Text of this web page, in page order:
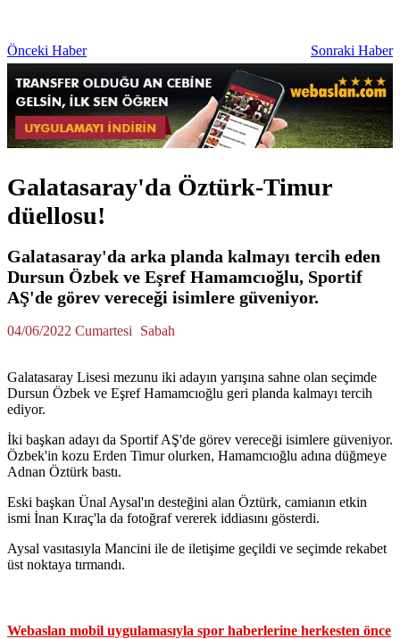
Önceki Haber Sonraki Haber
Galatasaray'da Öztürk-Timur
düellosu!
Galatasaray'da arka planda kalmayı tercih eden
Dursun Özbek ve Eşref Hamamcıoğlu, Sportif
AŞ'de görev vereceği isimlere güveniyor.
04/06/2022 Cumartesi Sabah
Galatasaray Lisesi mezunu iki adayın yarışına sahne olan seçimde
Dursun Özbek ve Eşref Hamamcıoğlu geri planda kalmayı tercih
ediyor.
İki başkan adayı da Sportif AŞ'de görev vereceği isimlere güveniyor.
Özbek'in kozu Erden Timur olurken, Hamamcıoğlu adına düğmeye
Adnan Öztürk bastı.
Eski başkan Ünal Aysal'ın desteğini alan Öztürk, camianın etkin
ismi İnan Kıraç'la da fotoğraf vererek iddiasını gösterdi.
Aysal vasıtasıyla Mancini ile de iletişime geçildi ve seçimde rekabet
üst noktaya tırmandı.
Webaslan mobil uygulamasıyla spor haberlerine herkesten önce